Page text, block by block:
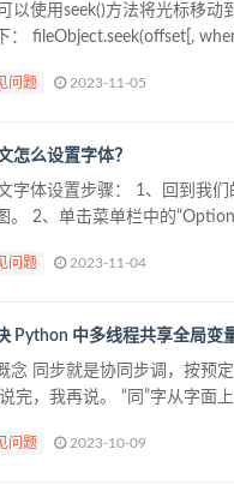
以使用seek()方法将光标移动
： fileObject.seek(offset[,
问题 2023-11-05
怎么设置字体？
字体设置步骤： 1、回到我
。 2、单击菜单栏中的
问题 2023-11-04
Python 中多线程共享全局变
念 同步就是协同步调，按预
完，我再说。 “同”字从字面
问题 2023-10-09